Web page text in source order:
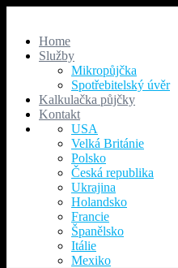
Home
Služby
Mikropůjčka
Spotřebitelský úvěr
Kalkulačka půjčky
Kontakt
USA
Velká Británie
Polsko
Česká republika
Ukrajina
Holandsko
Francie
Španělsko
Itálie
Mexiko